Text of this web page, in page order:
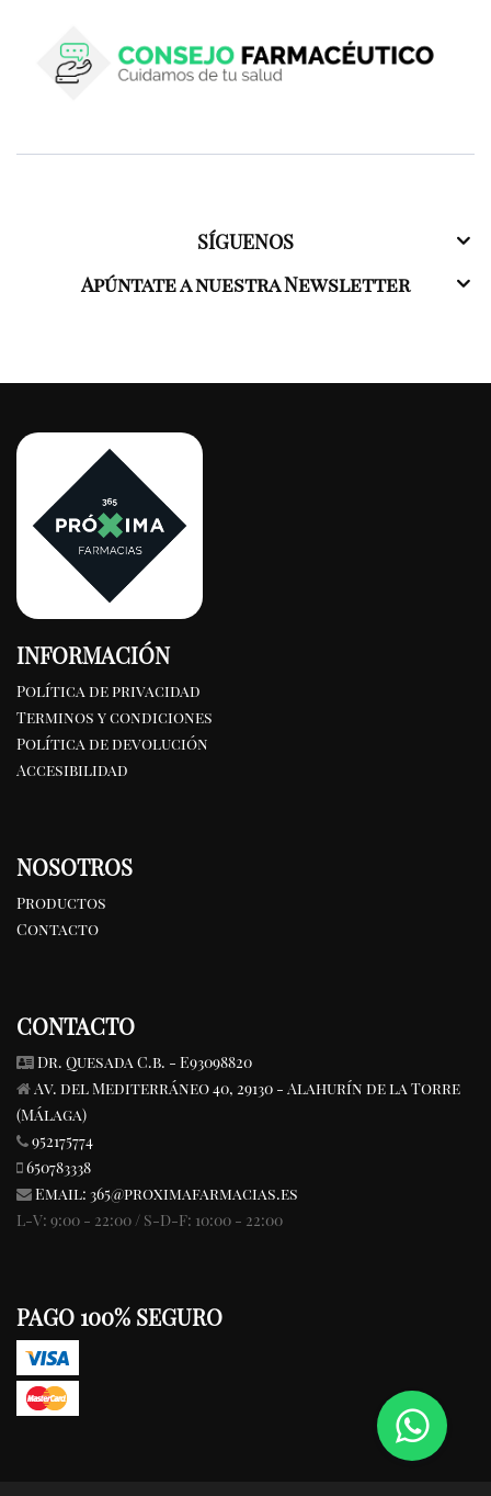
SÍGUENOS
Apúntate a nuestra Newsletter
INFORMACIÓN
Política de privacidad
Terminos y condiciones
Política de devolución
Accesibilidad
NOSOTROS
Productos
Contacto
CONTACTO
Dr. Quesada C.b. - E93098820
Av. del Mediterráneo 40, 29130 - Alahurín de la Torre
(Málaga)
952175774
650783338
Email: 365@proximafarmacias.es
L-V: 9:00 - 22:00 / S-D-F: 10:00 - 22:00
PAGO 100% SEGURO